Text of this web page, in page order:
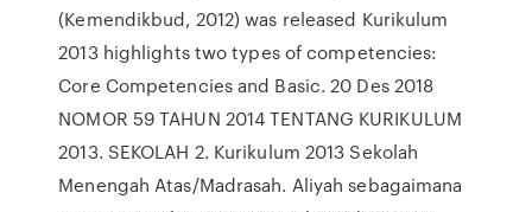
(Kemendikbud, 2012) was released Kurikulum
2013 highlights two types of competencies:
Core Competencies and Basic. 20 Des 2018
NOMOR 59 TAHUN 2014 TENTANG KURIKULUM
2013. SEKOLAH 2. Kurikulum 2013 Sekolah
Menengah Atas/Madrasah. Aliyah sebagaimana